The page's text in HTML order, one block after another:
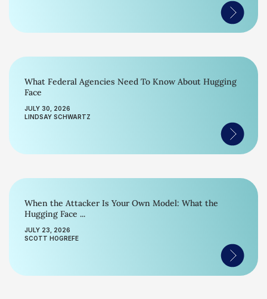
What Federal Agencies Need To Know About Hugging
Face
JULY 30, 2026
LINDSAY SCHWARTZ
When the Attacker Is Your Own Model: What the
Hugging Face ...
JULY 23, 2026
SCOTT HOGREFE